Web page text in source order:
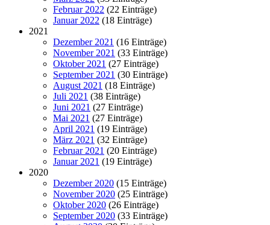
Februar 2022 (22 Einträge)
Januar 2022 (18 Einträge)
2021
Dezember 2021 (16 Einträge)
November 2021 (33 Einträge)
Oktober 2021 (27 Einträge)
September 2021 (30 Einträge)
August 2021 (18 Einträge)
Juli 2021 (38 Einträge)
Juni 2021 (27 Einträge)
Mai 2021 (27 Einträge)
April 2021 (19 Einträge)
März 2021 (32 Einträge)
Februar 2021 (20 Einträge)
Januar 2021 (19 Einträge)
2020
Dezember 2020 (15 Einträge)
November 2020 (25 Einträge)
Oktober 2020 (26 Einträge)
September 2020 (33 Einträge)